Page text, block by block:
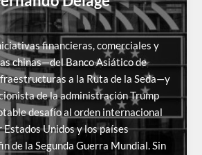
financieras, comerciales y
chinas—del Banco Asiático de
a la Ruta de la Seda—y
de la administración Trump
desafío al orden internacional
Unidos y los países
de la Segunda Guerra Mundial. Sin